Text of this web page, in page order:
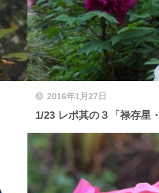
2016年1月27日
1/23 レポ其の３「禄存星